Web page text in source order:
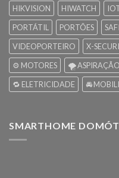
HIKVISION
HIWATCH
PORTÁTIL
PORTÕES
VIDEOPORTEIRO
X-
⚙️ MOTORES
🌪️ ASPIRAÇÃO
🔁 ELETRICIDADE
🚘
SMARTHOME